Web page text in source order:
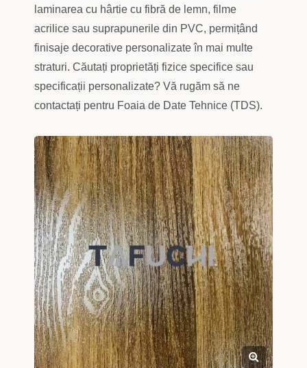
laminarea cu hârtie cu fibră de lemn, filme
acrilice sau suprapunerile din PVC, permițând
finisaje decorative personalizate în mai multe
straturi. Căutați proprietăți fizice specifice sau
specificații personalizate? Vă rugăm să ne
contactați pentru Foaia de Date Tehnice (TDS).